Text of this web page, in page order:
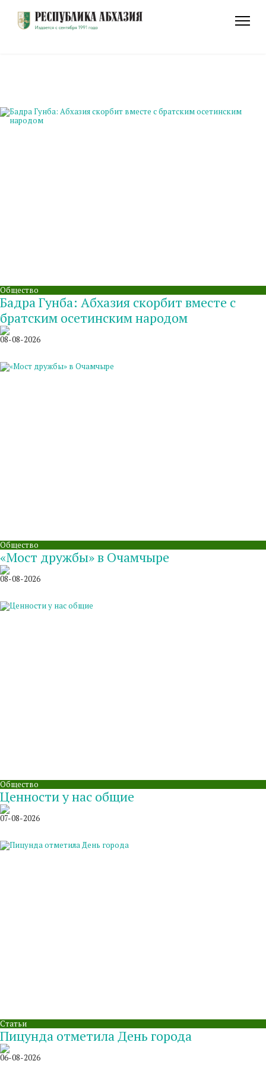
Общество
Бадра Гунба: Абхазия скорбит вместе с
братским осетинским народом
08-08-2026
Общество
«Мост дружбы» в Очамчыре
08-08-2026
Общество
Ценности у нас общие
07-08-2026
Статьи
Пицунда отметила День города
06-08-2026